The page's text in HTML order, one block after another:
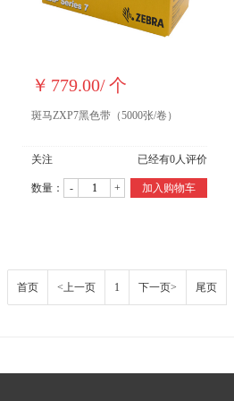
￥ 779.00/个
斑马ZXP7黑色带（5000张/卷）
关注 已经有0人评价
数量： - + 加入购物车
首页 <上一页 1 下一页> 尾页